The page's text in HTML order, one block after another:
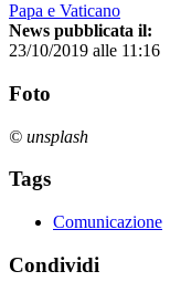
Papa e Vaticano
News pubblicata il:
23/10/2019 alle 11:16
Foto
© unsplash
Tags
Comunicazione
Condividi